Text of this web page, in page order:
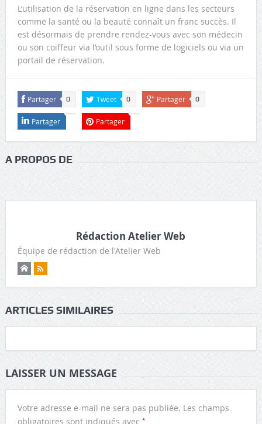
L’utilisation de la réservation en ligne dans les secteurs
comme la santé ou la beauté connaît un franc succès. Il
est désormais de prendre rendez-vous avec son médecin
ou son coiffeur via l’outil sous forme de logiciels ou via un
portail de réservation.
Partager 0 Tweet 0 Partager 0
Partager Partager
A PROPOS DE
Rédaction Atelier Web
Équipe de rédaction de l'Atelier Web
ARTICLES SIMILAIRES
LAISSER UN MESSAGE
Votre adresse e-mail ne sera pas publiée. Les champs
obligatoires sont indiqués avec *